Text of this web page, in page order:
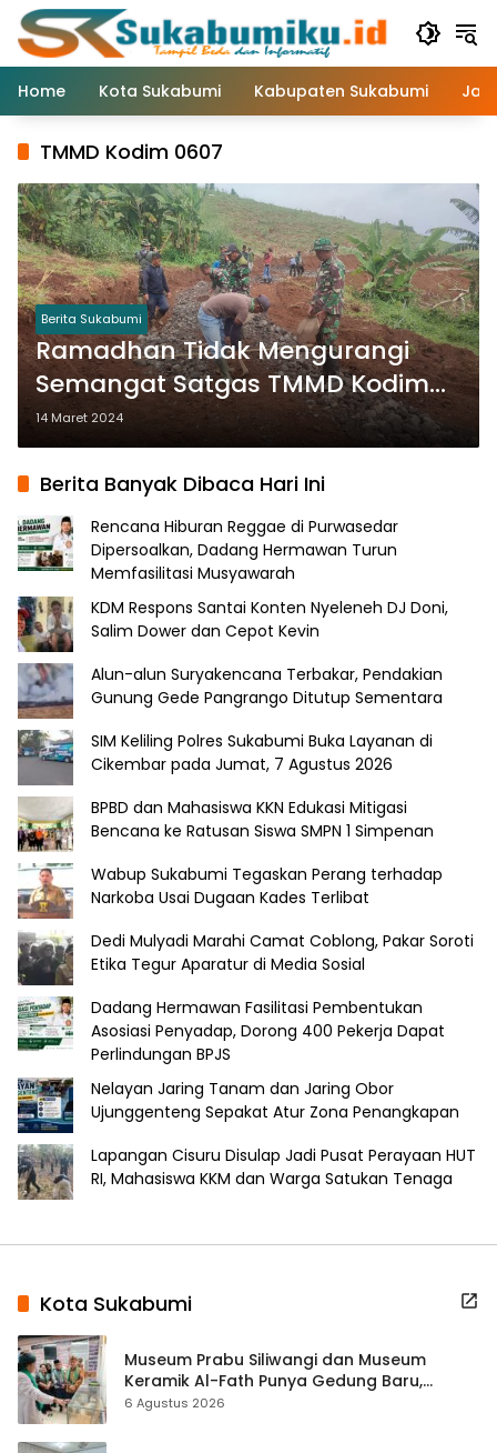
Langsung
konten
Home
Kota Sukabumi Kabupaten Sukabumi
TMMD Kodim 0607
Berita Sukabumi
Ramadhan Tidak Mengurangi
Semangat Satgas TMMD Kodim
Kota Sukabumi Bangun Jalan
Masyarakat
14 Maret 2024
Berita Banyak Dibaca Hari Ini
Rencana Hiburan Reggae di Purwasedar
Dipersoalkan, Dadang Hermawan Turun
Memfasilitasi Musyawarah
KDM Respons Santai Konten Nyeleneh DJ Doni,
Salim Dower dan Cepot Kevin
Alun-alun Suryakencana Terbakar, Pendakian
Gunung Gede Pangrango Ditutup Sementara
SIM Keliling Polres Sukabumi Buka Layanan di
Cikembar pada Jumat, 7 Agustus 2026
BPBD dan Mahasiswa KKN Edukasi Mitigasi
Bencana ke Ratusan Siswa SMPN 1 Simpenan
Wabup Sukabumi Tegaskan Perang terhadap
Narkoba Usai Dugaan Kades Terlibat
Dedi Mulyadi Marahi Camat Coblong, Pakar Soroti
Etika Tegur Aparatur di Media Sosial
Dadang Hermawan Fasilitasi Pembentukan
Asosiasi Penyadap, Dorong 400 Pekerja Dapat
Perlindungan BPJS
Nelayan Jaring Tanam dan Jaring Obor
Ujunggenteng Sepakat Atur Zona Penangkapan
Lapangan Cisuru Disulap Jadi Pusat Perayaan HUT
RI, Mahasiswa KKM dan Warga Satukan Tenaga
Kota Sukabumi
Museum Prabu Siliwangi dan Museum
Keramik Al-Fath Punya Gedung Baru,
Hampir 500 Koleksi Dipisahkan
6 Agustus 2026